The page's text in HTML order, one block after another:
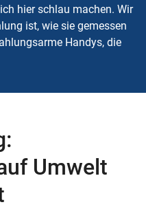
hier schlau machen. Wir
ist, wie sie gemessen
Handys, die
Umwelt